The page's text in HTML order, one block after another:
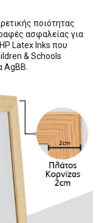
ποιότητας
ασφαλείας για
Latex Inks που
& Schools
AgBB.